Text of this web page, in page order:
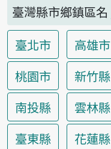
臺灣縣市鄉鎮區名
臺北市
高雄市
桃園市
新竹縣
南投縣
雲林縣
臺東縣
花蓮縣